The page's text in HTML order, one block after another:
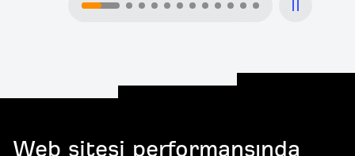
Web sitesi performansında